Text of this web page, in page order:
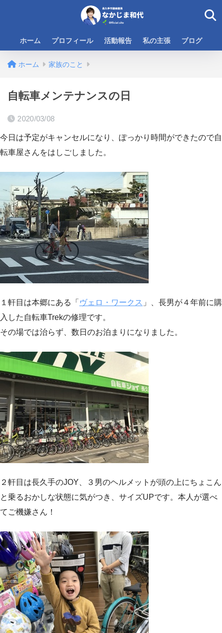
ホーム プロフィール 活動報告 私の主張 ブログ
ホーム 家族のこと
自転車メンテナンスの日
2020/03/08
今日は予定がキャンセルになり、ぽっかり時間ができたので自
転車屋さんをはしごしました。
１軒目は本郷にある「 ヴェロ・ワークス 」、長男が４年前に購
入した自転車Trekの修理です。
その場では治らず、数日のお泊まりになりました。
２軒目は長久手のJOY、３男のヘルメットが頭の上にちょこん
と乗るおかしな状態に気がつき、サイズUPです。本人が選べ
てご機嫌さん！